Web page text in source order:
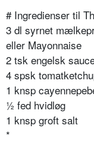
# Ingredienser til
3 dl syrnet
eller Mayonnaise
2 tsk engelsk
4 spsk
1 knsp
½ fed hvidløg
1 knsp groft salt
*